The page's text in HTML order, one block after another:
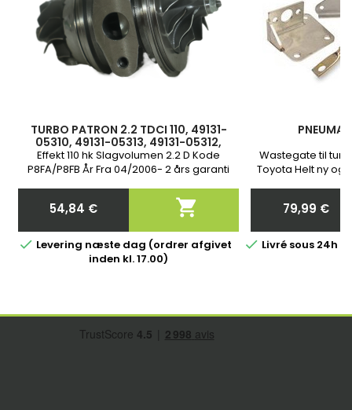
TURBO PATRON 2.2 TDCI 110, 49131-
05310, 49131-05313, 49131-05312,
6C1Q6K682CD, 6C1Q6K682CC,
6C1Q6K682CE
Effekt 110 hk Slagvolumen 2.2 D Kode
P8FA/P8FB År Fra 04/2006- 2 års garanti
Pris
54,84 € 
 Levering næste dag (ordrer afgivet
inden kl. 17.00)
Wastegate til turbo
Toyota Helt ny og
Pris
79,99 €
 Livré sous 24h